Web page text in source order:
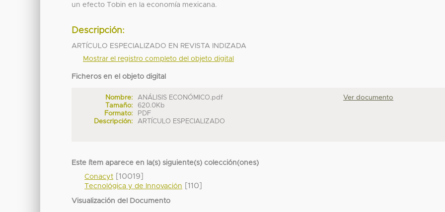
un efecto Tobin en la economía mexicana.
Descripción:
ARTÍCULO ESPECIALIZADO EN REVISTA INDIZADA
Mostrar el registro completo del objeto digital
Ficheros en el objeto digital
Nombre:
ANÁLISIS ECONÓMICO.pdf
Tamaño:
620.0Kb
Formato:
PDF
Descripción:
ARTÍCULO ESPECIALIZADO
Ver documento
Este ítem aparece en la(s) siguiente(s) colección(ones)
Conacyt [10019]
Tecnológica y de Innovación [110]
Visualización del Documento